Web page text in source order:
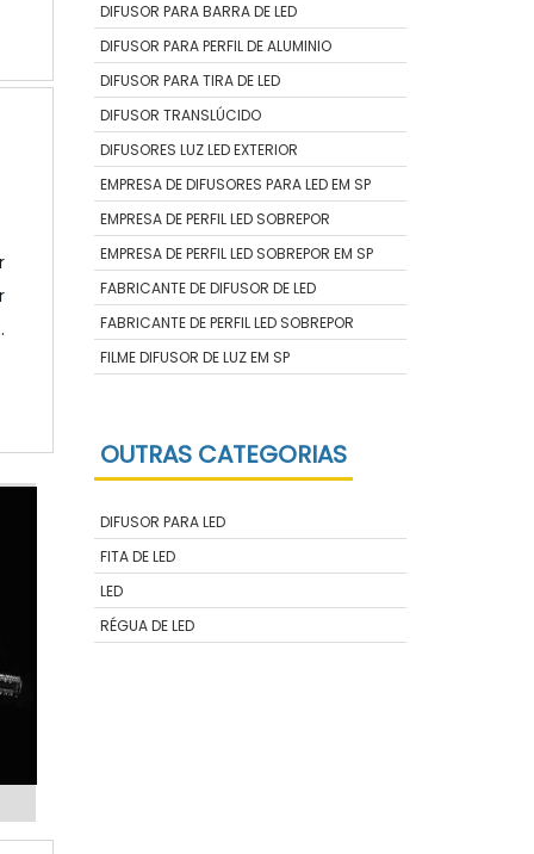
DIFUSOR PARA BARRA DE LED
DIFUSOR PARA PERFIL DE ALUMINIO
DIFUSOR PARA TIRA DE LED
DIFUSOR TRANSLÚCIDO
DIFUSORES LUZ LED EXTERIOR
EMPRESA DE DIFUSORES PARA LED EM SP
EMPRESA DE PERFIL LED SOBREPOR
EMPRESA DE PERFIL LED SOBREPOR EM SP
FABRICANTE DE DIFUSOR DE LED
FABRICANTE DE PERFIL LED SOBREPOR
FILME DIFUSOR DE LUZ EM SP
OUTRAS CATEGORIAS
DIFUSOR PARA LED
FITA DE LED
LED
RÉGUA DE LED